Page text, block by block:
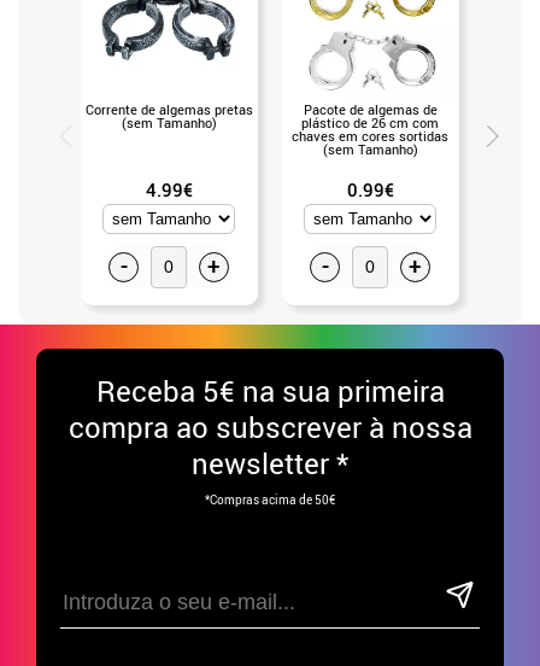
Corrente de algemas pretas
(sem Tamanho)
4.99€
- +
Pacote de algemas de
plástico de 26 cm com
chaves em cores sortidas
(sem Tamanho)
0.99€
- +
três
Receba 5€ na sua primeira
compra ao subscrever à nossa
newsletter *
*Compras acima de 50€